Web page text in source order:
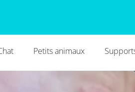
Petits animaux